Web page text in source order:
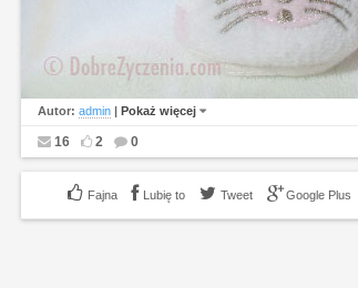
Autor: admin | Pokaż więcej
16 2 0
Lubię to Tweet Google Plus